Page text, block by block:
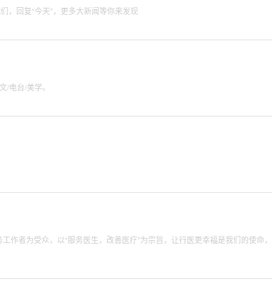
，回复“今天”，更多大新闻等你来发现
/电台/美学。
作者为受众，以“服务医生，改善医疗”为宗旨，让行医更幸福是我们的使命